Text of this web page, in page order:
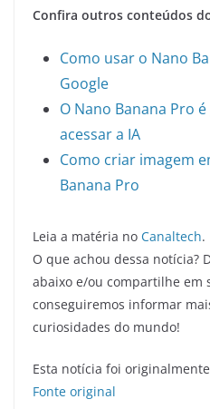
Confira outros conteúdos
Como usar o Nano
Google
O Nano Banana Pro
acessar a IA
Como criar imagem
Banana Pro
Leia a matéria no Canaltech.
O que achou dessa notícia?
abaixo e/ou compartilhe em
conseguiremos informar
curiosidades do mundo!
Esta notícia foi
Fonte original